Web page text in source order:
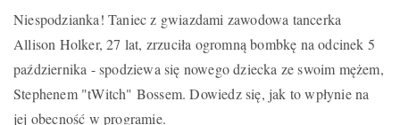
Niespodzianka! Taniec z gwiazdami zawodowa tancerka
Allison Holker, 27 lat, zrzuciła ogromną bombkę na odcinek 5
października - spodziewa się nowego dziecka ze swoim mężem,
Stephenem "tWitch" Bossem. Dowiedz się, jak to wpłynie na
jej obecność w programie.